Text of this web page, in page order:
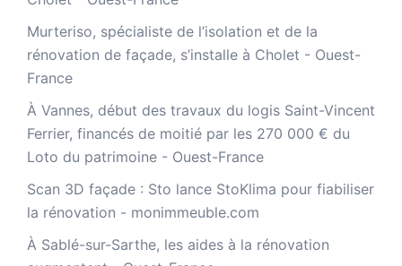
Murteriso, spécialiste de l’isolation et de la
rénovation de façade, s’installe à Cholet - Ouest-
France
À Vannes, début des travaux du logis Saint-Vincent
Ferrier, financés de moitié par les 270 000 € du
Loto du patrimoine - Ouest-France
​Scan 3D façade : Sto lance StoKlima pour fiabiliser
la rénovation - monimmeuble.com
À Sablé-sur-Sarthe, les aides à la rénovation